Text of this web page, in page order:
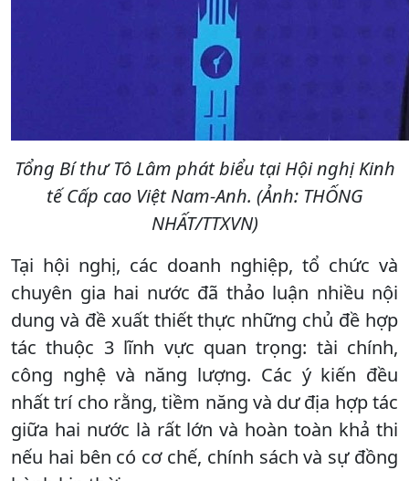
Tổng Bí thư Tô Lâm phát biểu tại Hội nghị Kinh
tế Cấp cao Việt Nam-Anh. (Ảnh: THỐNG
NHẤT/TTXVN)
Tại hội nghị, các doanh nghiệp, tổ chức và
chuyên gia hai nước đã thảo luận nhiều nội
dung và đề xuất thiết thực những chủ đề hợp
tác thuộc 3 lĩnh vực quan trọng: tài chính,
công nghệ và năng lượng. Các ý kiến đều
nhất trí cho rằng, tiềm năng và dư địa hợp tác
giữa hai nước là rất lớn và hoàn toàn khả thi
nếu hai bên có cơ chế, chính sách và sự đồng